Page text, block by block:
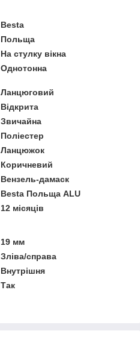
Besta
Польща
На стулку вікна
Однотонна
Ланцюговий
Відкрита
Звичайна
Поліестер
Ланцюжок
Коричневий
Вензель-дамаск
Besta Польща ALU
12 місяців
19 мм
Зліва/справа
Внутрішня
Так